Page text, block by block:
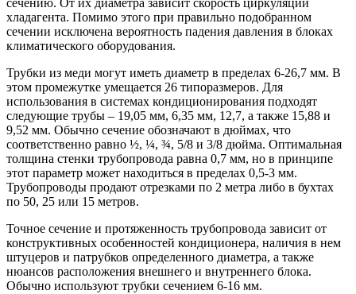
сечению. От их диаметра зависит скорость циркуляции
хладагента. Помимо этого при правильно подобранном
сечении исключена вероятность падения давления в блоках
климатического оборудования.
Трубки из меди могут иметь диаметр в пределах 6-26,7 мм. В
этом промежутке умещается 26 типоразмеров. Для
использования в системах кондиционирования подходят
следующие трубы – 19,05 мм, 6,35 мм, 12,7, а также 15,88 и
9,52 мм. Обычно сечение обозначают в дюймах, что
соответственно равно ½, ¼, ¾, 5/8 и 3/8 дюйма. Оптимальная
толщина стенки трубопровода равна 0,7 мм, но в принципе
этот параметр может находиться в пределах 0,5-3 мм.
Трубопроводы продают отрезками по 2 метра либо в бухтах
по 50, 25 или 15 метров.
Точное сечение и протяженность трубопровода зависит от
конструктивных особенностей кондиционера, наличия в нем
штуцеров и патрубков определенного диаметра, а также
нюансов расположения внешнего и внутреннего блока.
Обычно используют трубки сечением 6-16 мм.